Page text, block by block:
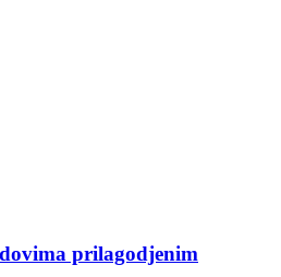
prilagodjenim